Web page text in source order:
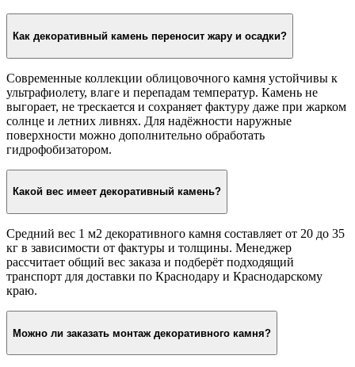
Как декоративный камень переносит жару и осадки?
Современные коллекции облицовочного камня устойчивы к
ультрафиолету, влаге и перепадам температур. Камень не
выгорает, не трескается и сохраняет фактуру даже при жарком
солнце и летних ливнях. Для надёжности наружные
поверхности можно дополнительно обработать
гидрофобизатором.
Какой вес имеет декоративный камень?
Средний вес 1 м2 декоративного камня составляет от 20 до 35
кг в зависимости от фактуры и толщины. Менеджер
рассчитает общий вес заказа и подберёт подходящий
транспорт для доставки по Краснодару и Краснодарскому
краю.
Можно ли заказать монтаж декоративного камня?